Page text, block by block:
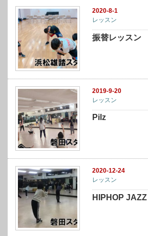
2020-8-1
レッスン
振替レッスン
2019-9-20
レッスン
Pilz
2020-12-24
レッスン
HIPHOP